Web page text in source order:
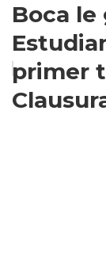
Boca le
primer